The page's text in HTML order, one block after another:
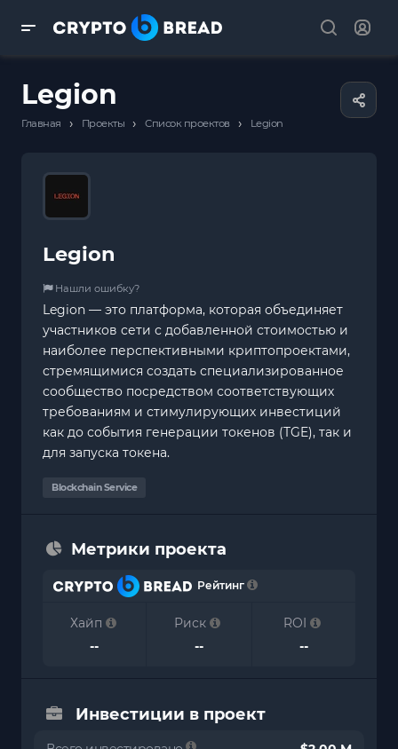
Legion
Главная › Проекты › Список проектов › Legion
Legion
Нашли ошибку?
Legion — это платформа, которая объединяет
участников сети с добавленной стоимостью и
наиболее перспективными криптопроектами,
стремящимися создать специализированное
сообщество посредством соответствующих
требованиям и стимулирующих инвестиций
как до события генерации токенов (TGE), так и
для запуска токена.
Blockchain Service
Метрики проекта
Рейтинг
Хайп
--
Риск
--
ROI
--
Инвестиции в проект